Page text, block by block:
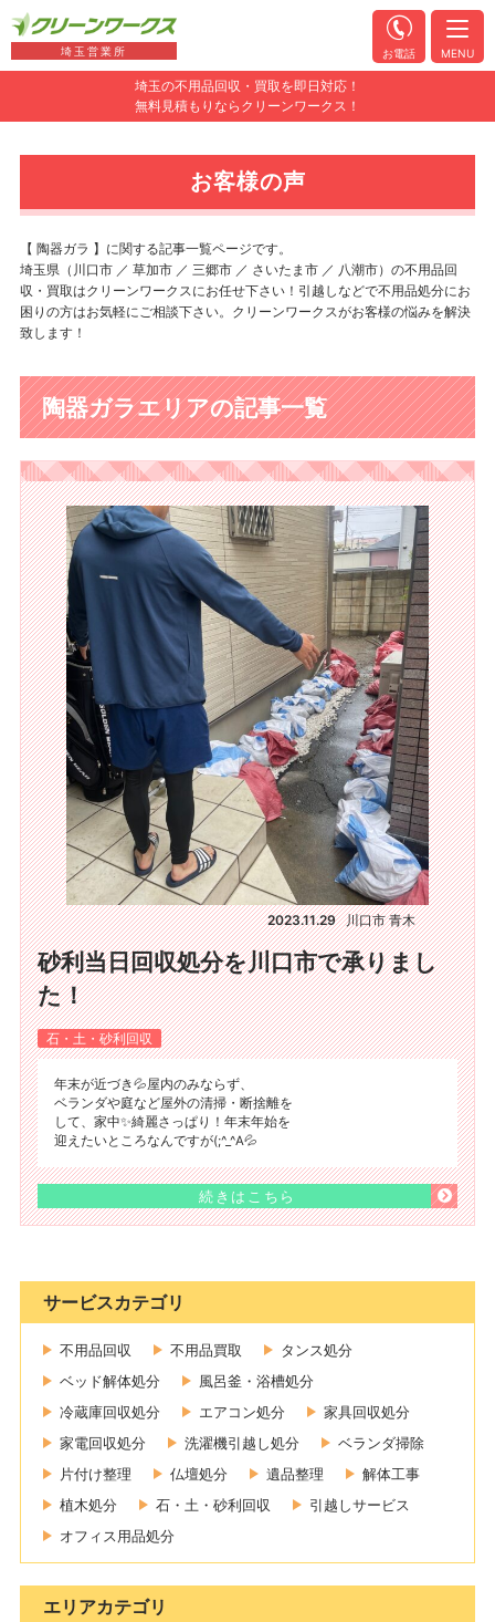
埼玉の不用品回収・買取を即日対応！
無料見積もりならクリーンワークス！
埼玉営業所 お電話 MENU
お客様の声
【 陶器ガラ 】に関する記事一覧ページです。
埼玉県（川口市 ／ 草加市 ／ 三郷市 ／ さいたま市 ／ 八潮市）の不用品回
収・買取はクリーンワークスにお任せ下さい！引越しなどで不用品処分にお
困りの方はお気軽にご相談下さい。クリーンワークスがお客様の悩みを解決
致します！
陶器ガラエリアの記事一覧
2023.11.29 川口市 青木
砂利当日回収処分を川口市で承りまし
た！
石・土・砂利回収
年末が近づき💦屋内のみならず、
ベランダや庭など屋外の清掃・断捨離を
して、家中✨綺麗さっぱり！年末年始を
迎えたいところなんですが(;^_^A💦
続きはこちら
サービスカテゴリ
不用品回収 不用品買取
タンス処分
ベッド解体処分
風呂釜・浴槽処分
冷蔵庫回収処分
エアコン処分
家具回収処分
家電回収処分
洗濯機引越し処分
ベランダ掃除
片付け整理
仏壇処分 遺品整理
解体工事
植木処分
石・土・砂利回収
引越しサービス
オフィス用品処分
エリアカテゴリ